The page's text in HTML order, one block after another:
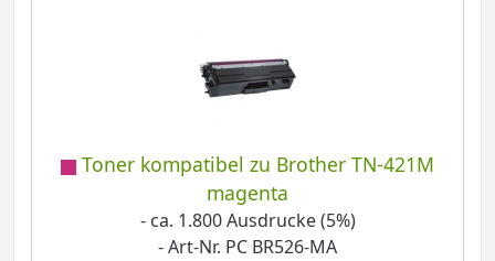
Toner kompatibel zu Brother TN-421M
magenta
- ca. 1.800 Ausdrucke (5%)
- Art-Nr. PC BR526-MA